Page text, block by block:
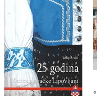
«